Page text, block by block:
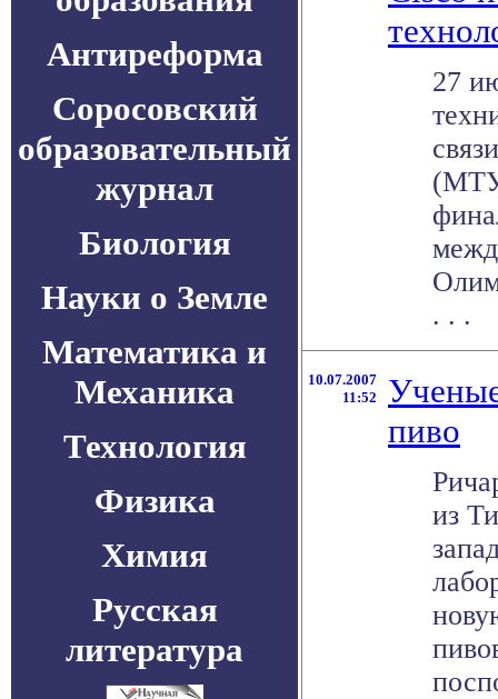
Антиреформа
Соросовский
образовательный
журнал
Биология
Науки о Земле
Математика и
Механика
Технология
Физика
Химия
Русская
литература
27
. . .
10.07.2007
11:52
пиво
из